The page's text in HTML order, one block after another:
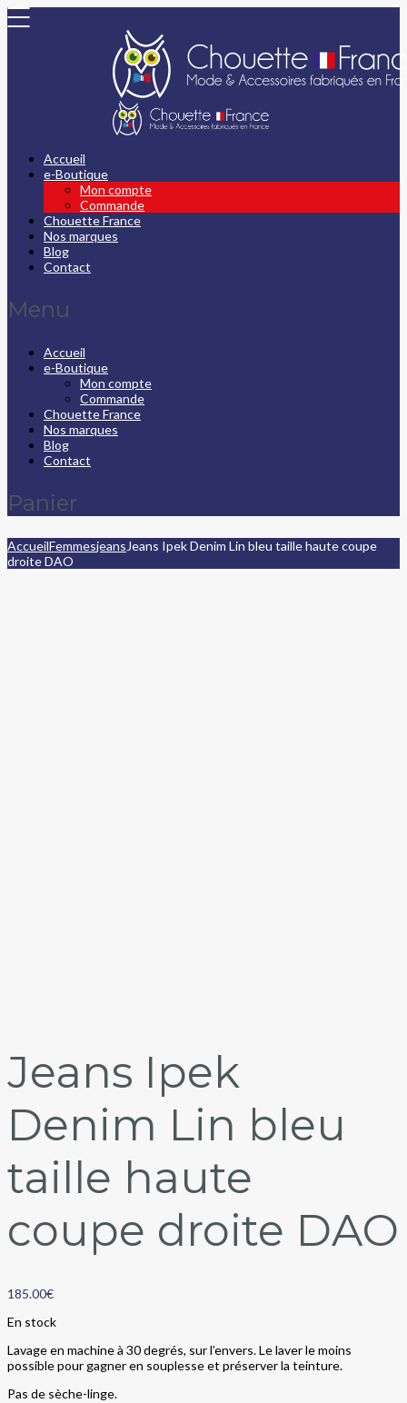
Accueil
e-Boutique
Mon compte
Commande
Chouette France
Nos marques
Blog
Contact
Menu
Accueil
e-Boutique
Mon compte
Commande
Chouette France
Nos marques
Blog
Contact
Panier
AccueilFemmesjeans Jeans Ipek Denim Lin bleu taille haute coupe
droite DAO
Jeans Ipek
Denim Lin bleu
taille haute
coupe droite DAO
185.00€
En stock
Lavage en machine à 30 degrés, sur l’envers. Le laver le moins
possible pour gagner en souplesse et préserver la teinture.
Pas de sèche-linge.